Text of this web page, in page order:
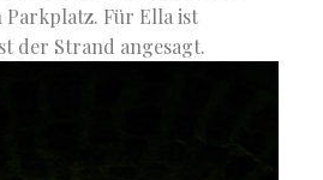
Parkplatz. Für Ella ist
der Strand angesagt.